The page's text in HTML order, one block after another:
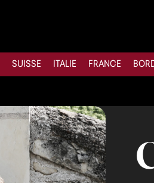
SUISSE ITALIE FRANCE